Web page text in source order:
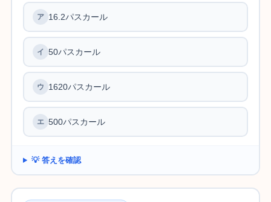
16.2パスカール
50パスカール
1620パスカール
500パスカール
💡 答えを確認